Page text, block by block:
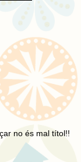
no és mal títol!!